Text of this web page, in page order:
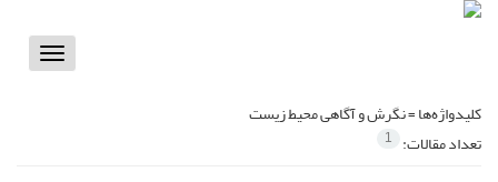
Toggle
کلیدواژه‌ها =نگرش و آگاهی محیط زیست
تعداد مقالات: 1